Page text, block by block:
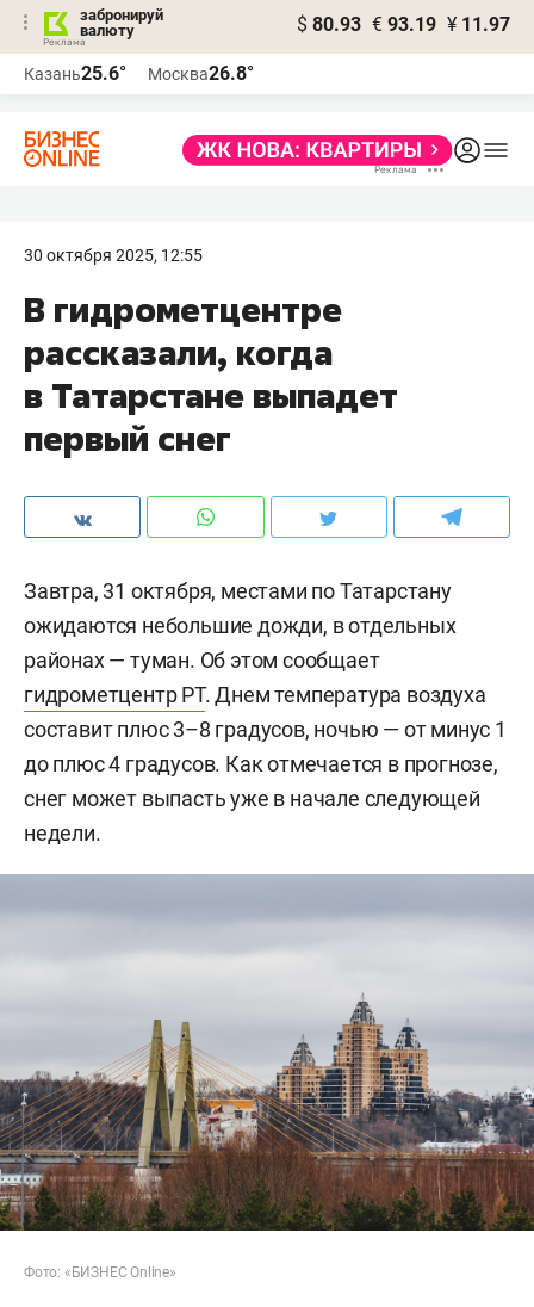
забронируй
валюту
$ 80.93 € 93.19 ¥ 11.97
Казань25.6° Москва26.8°
30 октября 2025, 12:55
В гидрометцентре
рассказали, когда
в Татарстане выпадет
первый снег
Завтра, 31 октября, местами по Татарстану
ожидаются небольшие дожди, в отдельных
районах — туман. Об этом сообщает
гидрометцентр РТ. Днем температура воздуха
составит плюс 3–8 градусов, ночью — от минус 1
до плюс 4 градусов. Как отмечается в прогнозе,
снег может выпасть уже в начале следующей
недели.
Фото: «БИЗНЕС Online»